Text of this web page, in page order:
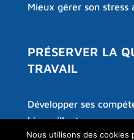
Mieux gérer son stress
PRÉSERVER LA
TRAVAIL
Développer ses
bienveillante
Nous utilisons des cookies